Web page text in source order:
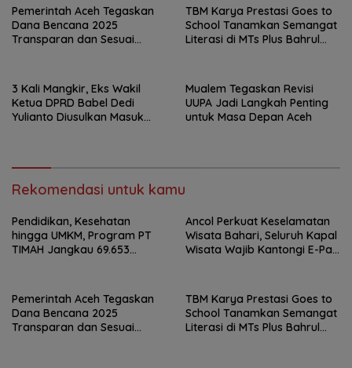
Pemerintah Aceh Tegaskan
Dana Bencana 2025
Transparan dan Sesuai
TBM Karya Prestasi Goes to
School Tanamkan Semangat
Literasi di MTs Plus Bahrul
3 Kali Mangkir, Eks Wakil
Ketua DPRD Babel Dedi
Yulianto Diusulkan Masuk
Mualem Tegaskan Revisi
UUPA Jadi Langkah Penting
untuk Masa Depan Aceh
Rekomendasi untuk kamu
Pendidikan, Kesehatan
hingga UMKM, Program PT
TIMAH Jangkau 69.653
Ancol Perkuat Keselamatan
Wisata Bahari, Seluruh Kapal
Wisata Wajib Kantongi E-Pas
Pemerintah Aceh Tegaskan
Dana Bencana 2025
Transparan dan Sesuai
TBM Karya Prestasi Goes to
School Tanamkan Semangat
Literasi di MTs Plus Bahrul